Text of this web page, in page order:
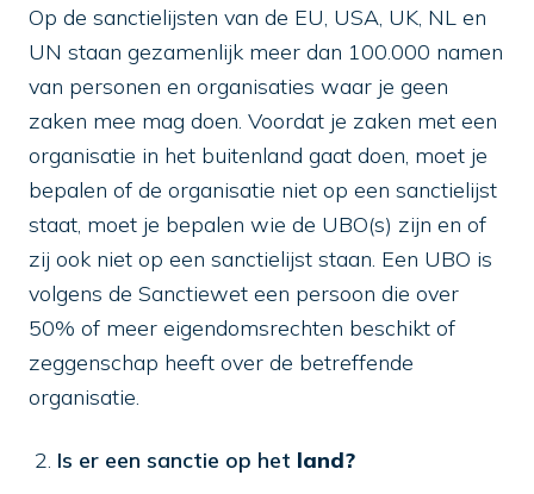
Op de sanctielijsten van de EU, USA, UK, NL en
UN staan gezamenlijk meer dan 100.000 namen
van personen en organisaties waar je geen
zaken mee mag doen. Voordat je zaken met een
organisatie in het buitenland gaat doen, moet je
bepalen of de organisatie niet op een sanctielijst
staat, moet je bepalen wie de UBO(s) zijn en of
zij ook niet op een sanctielijst staan. Een UBO is
volgens de Sanctiewet een persoon die over
50% of meer eigendomsrechten beschikt of
zeggenschap heeft over de betreffende
organisatie.
Is er een sanctie op het land?